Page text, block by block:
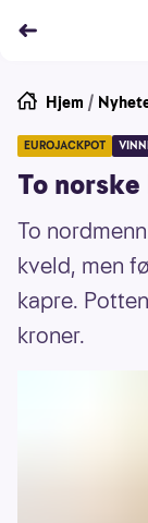
Hjem /
EUROJACKPOT
To
To
kveld, men
kapre.
kroner.